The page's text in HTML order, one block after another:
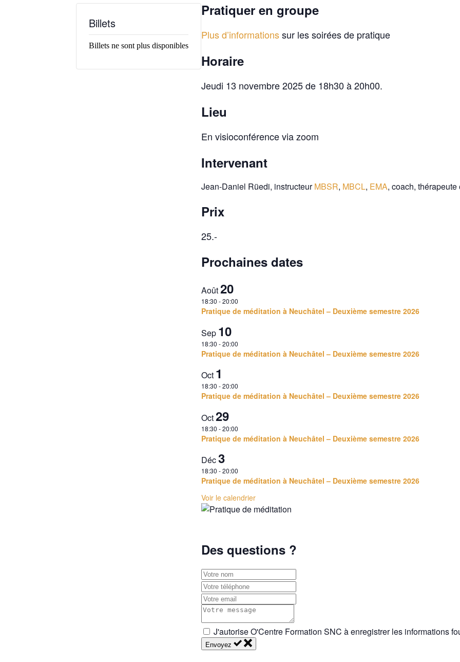
Billets
Billets ne sont plus disponibles
Pratiquer en groupe
Plus d’informationssur les soirées de pratique
Horaire
Jeudi 13 novembre 2025 de 18h30 à 20h00.
Lieu
En visioconférence via zoom
Intervenant
Jean-Daniel Rüedi, instructeurMBSR, MBCL, EMA, coach, thérapeute
Prix
25.-
Prochaines dates
Août20
18:30 -20:00
Pratique de méditation à Neuchâtel – Deuxième semestre 2026
Sep 10
18:30 -20:00
Pratique de méditation à Neuchâtel – Deuxième semestre 2026
Oct 1
18:30 -20:00
Pratique de méditation à Neuchâtel – Deuxième semestre 2026
Oct29
18:30 -20:00
Pratique de méditation à Neuchâtel – Deuxième semestre 2026
Déc3
18:30 -20:00
Pratique de méditation à Neuchâtel – Deuxième semestre 2026
Voir le calendrier
Des questions ?
J'autorise O'Centre Formation SNC à enregistrer les informations
Envoyez